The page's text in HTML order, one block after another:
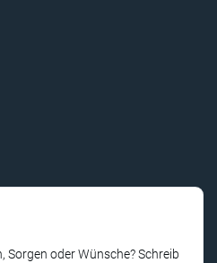
Sorgen oder Wünsche? Schreib